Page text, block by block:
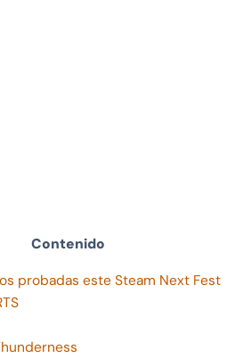
Contenido
probadas este Steam Next Fest